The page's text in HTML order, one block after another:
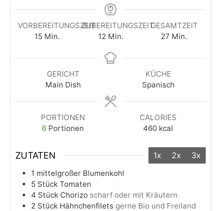
VORBEREITUNGSZEIT
15 Min.
ZUBEREITUNGSZEIT
12 Min.
GESAMTZEIT
27 Min.
GERICHT
Main Dish
KÜCHE
Spanisch
PORTIONEN
6 Portionen
CALORIES
460 kcal
ZUTATEN 1x 2x 3x
1 mittelgroßer Blumenkohl
5 Stück Tomaten
4 Stück Chorizo scharf oder mit Kräutern
2 Stück Hähnchenfilets gerne Bio und Freiland